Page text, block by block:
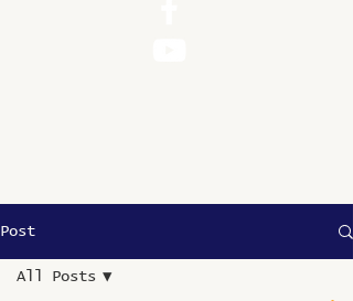
Post
All Posts